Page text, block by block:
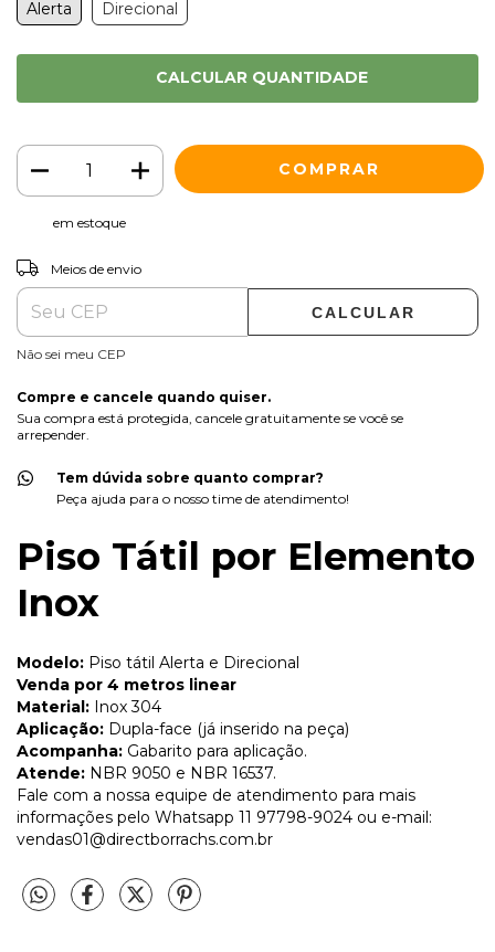
Alerta Direcional
CALCULAR QUANTIDADE
em estoque
Entregas para o CEP:
Meios de envio
CALCULAR
Não sei meu CEP
Compre e cancele quando quiser.
Sua compra está protegida, cancele gratuitamente se você se
arrepender.
Tem dúvida sobre quanto comprar?
Peça ajuda para o nosso time de atendimento!
Piso Tátil por Elemento
Inox
Modelo: Piso tátil Alerta e Direcional
Venda por 4 metros linear
Material: Inox 304
Aplicação: Dupla-face (já inserido na peça)
Acompanha: Gabarito para aplicação.
Atende: NBR 9050 e NBR 16537.
Fale com a nossa equipe de atendimento para mais
informações pelo Whatsapp 11 97798-9024 ou e-mail:
vendas01@directborrachs.com.br